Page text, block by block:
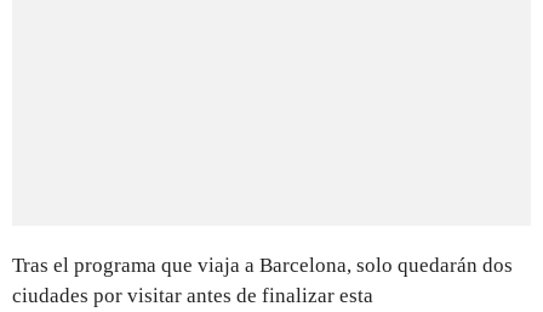
Tras el programa que viaja a Barcelona, solo quedarán dos
ciudades por visitar antes de finalizar esta